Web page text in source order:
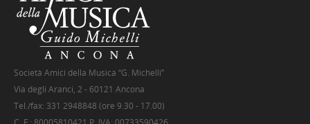
Società Amici della Musica “G. Michelli”
Via degli Aranci, 2 - 60121 Ancona
Tel./fax: 331 2948848 (ore 9.30 - 17.00)